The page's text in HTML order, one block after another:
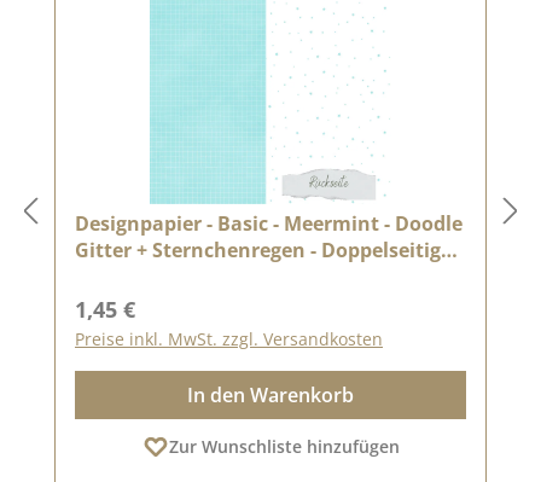
Designpapier - Basic - Meermint - Doodle
Gitter + Sternchenregen - Doppelseitig
Regulärer Preis:
1,45 €
Preise inkl. MwSt. zzgl. Versandkosten
In den Warenkorb
Zur Wunschliste hinzufügen